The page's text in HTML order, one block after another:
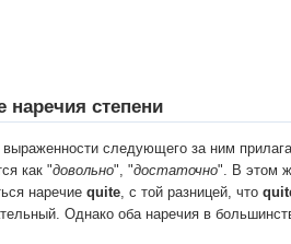
наречия степени
следующего за ним
как "довольно", "достаточно". В этом
наречие quite , с той разницей, что
Однако оба наречия в